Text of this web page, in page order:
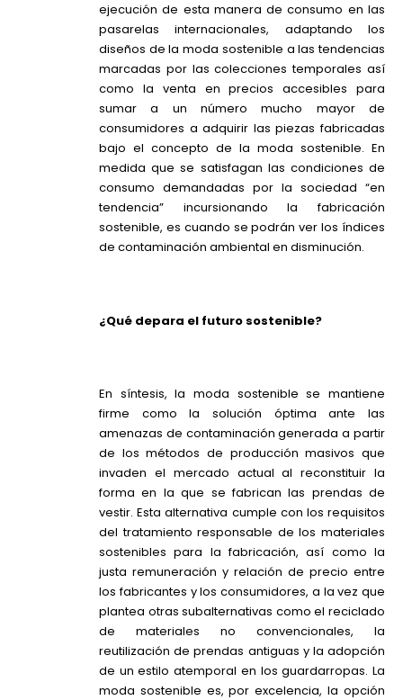
ejecución de esta manera de consumo en las
pasarelas internacionales, adaptando los
diseños de la moda sostenible a las tendencias
marcadas por las colecciones temporales así
como la venta en precios accesibles para
sumar a un número mucho mayor de
consumidores a adquirir las piezas fabricadas
bajo el concepto de la moda sostenible. En
medida que se satisfagan las condiciones de
consumo demandadas por la sociedad “en
tendencia” incursionando la fabricación
sostenible, es cuando se podrán ver los índices
de contaminación ambiental en disminución.
¿Qué depara el futuro sostenible?
En síntesis, la moda sostenible se mantiene
firme como la solución óptima ante las
amenazas de contaminación generada a partir
de los métodos de producción masivos que
invaden el mercado actual al reconstituir la
forma en la que se fabrican las prendas de
vestir. Esta alternativa cumple con los requisitos
del tratamiento responsable de los materiales
sostenibles para la fabricación, así como la
justa remuneración y relación de precio entre
los fabricantes y los consumidores, a la vez que
plantea otras subalternativas como el reciclado
de materiales no convencionales, la
reutilización de prendas antiguas y la adopción
de un estilo atemporal en los guardarropas. La
moda sostenible es, por excelencia, la opción